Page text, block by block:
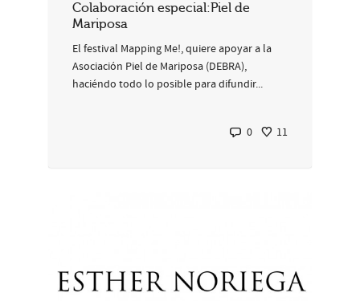
Colaboración especial:Piel de
Mariposa
El festival Mapping Me!, quiere apoyar a la
Asociación Piel de Mariposa (DEBRA),
haciéndo todo lo posible para difundir...
0 11